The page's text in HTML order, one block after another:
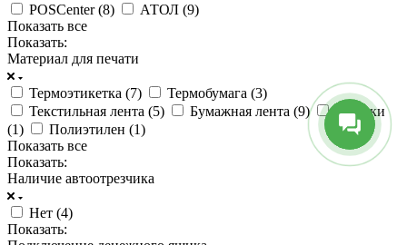
POSCenter (8) АТОЛ (9)
Показать все
Показать:
Материал для печати
Термоэтикетка (7) Термобумага (3)
Текстильная лента (5) Бумажная лента (9)
Ярлыки
(1) Полиэтилен (1)
Показать все
Показать:
Наличие автоотрезчика
Нет (4)
Показать: